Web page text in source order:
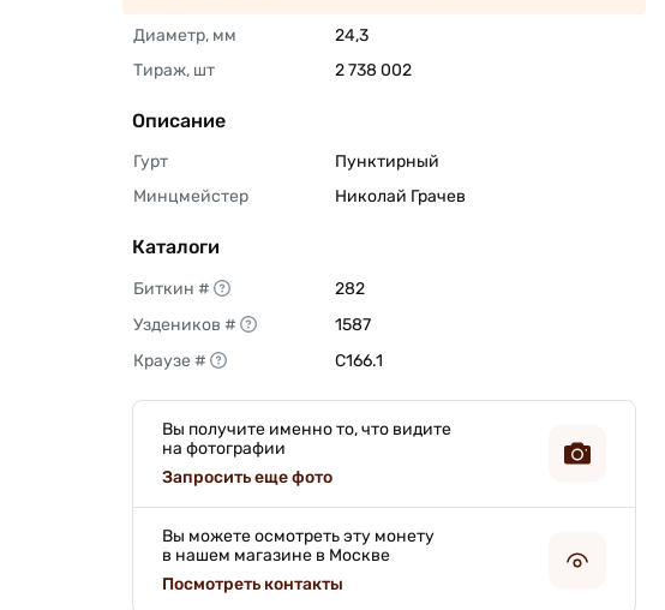
Диаметр, мм
24,3
Тираж, шт
2 738 002
Описание
Гурт
Пунктирный
Минцмейстер
Николай Грачев
Каталоги
Биткин #
282
Уздеников #
1587
Краузе #
C166.1
Вы получите именно то, что видите
на фотографии
Запросить еще фото
Вы можете осмотреть эту монету
в нашем магазине в Москве
Посмотреть контакты